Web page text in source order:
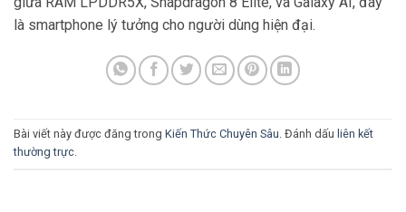
là smartphone lý tưởng cho người dùng hiện đại.
Bài viết này được đăng trong Kiến Thức Chuyên Sâu. Đánh dấu liên kết
thường trực.